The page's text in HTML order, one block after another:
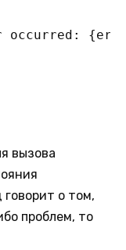
{err}')
вызова
говорит о том,
проблем, то